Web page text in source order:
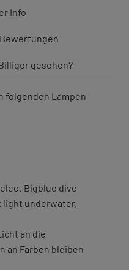
Info
Bewertungen
gesehen?
folgenden Lampen
Bigblue dive
underwater.
an die
an Farben bleiben